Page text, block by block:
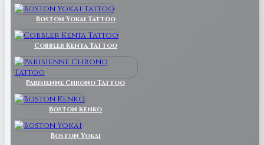
Boston Yokai Tattoo
Cobbler Kenta Tattoo
Parisienne Chrono Tattoo
Boston Kenko
Boston Yokai